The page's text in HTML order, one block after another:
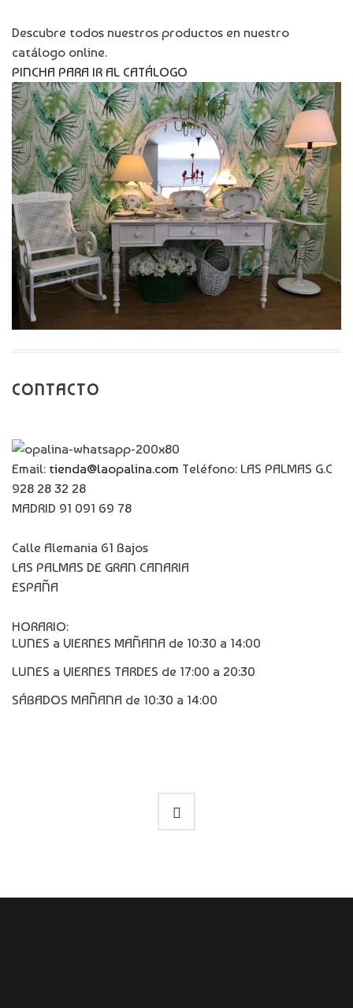
Descubre todos nuestros productos en nuestro
catálogo online.
PINCHA PARA IR AL CATÁLOGO
CONTACTO
Email: tienda@laopalina.com Teléfono: LAS PALMAS G.C
928 28 32 28
MADRID 91 091 69 78
Calle Alemania 61 Bajos
LAS PALMAS DE GRAN CANARIA
ESPAÑA
HORARIO:
LUNES a VIERNES MAÑANA de 10:30 a 14:00
LUNES a VIERNES TARDES de 17:00 a 20:30
SÁBADOS MAÑANA de 10:30 a 14:00